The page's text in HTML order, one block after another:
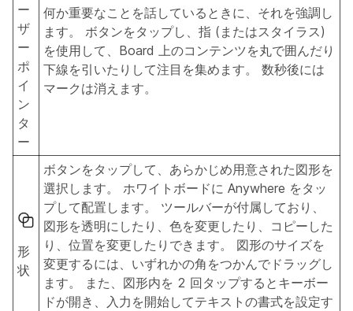
ー
ザ
ー
ポ
イ
ン
タ
ー
何か重要なことを話しているときに、それを強調し
ます。 ボタンをタップし、指 (またはスタイラス)
を使用して、Board 上のコンテンツを丸で囲んだり
下線を引いたりして注目を集めます。 数秒後には
マークは消えます。
形
状
ボタンをタップして、あらかじめ用意された図形を
選択します。 ホワイトボードに Anywhere をタッ
プして配置します。 ツールバーが付属しており、
図形を透明にしたり、色を変更したり、コピーした
り、位置を変更したりできます。 図形のサイズを
変更するには、いずれかの角をつかんでドラッグし
ます。 また、図形内を 2 回タップするとキーボー
ドが開き、入力を開始してテキストの書式を設定す